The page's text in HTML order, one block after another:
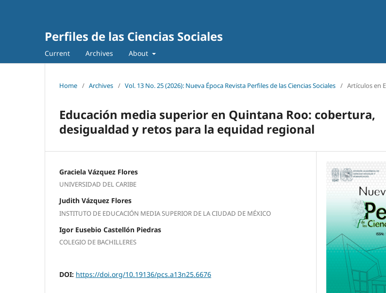
Perfiles de las Ciencias Sociales
Current Archives About
Home / Archives / Vol. 13 No. 25 (2026): Nueva Época Revista Perfiles de las Ciencias Sociales / Artículos en
Educación media superior en Quintana Roo: cobertura,
desigualdad y retos para la equidad regional
Graciela Vázquez Flores
UNIVERSIDAD DEL CARIBE
Judith Vázquez Flores
INSTITUTO DE EDUCACIÓN MEDIA SUPERIOR DE LA CIUDAD DE MÉXICO
Igor Eusebio Castellón Piedras
COLEGIO DE BACHILLERES
DOI: https://doi.org/10.19136/pcs.a13n25.6676